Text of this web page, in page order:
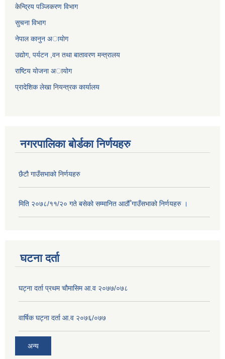
केन्द्रिय पञ्जिकरण विभाग
सुचना विभाग
नेपाल कानुन अायाेग
उद्योग, पर्यटन ,वन तथा बातावरण मन्त्रालय
राष्टिय याेजना अायोग
प्रादेशिक लेखा नियन्त्रक कार्यालय
नगरपालिका बोर्डका निर्णयहरु
छैटौ गाउँसभाको निर्णयहरु
मिति २०७८/११/२० गते बसेको सम्मानित आठौँ गाउँसभाको निर्णयहरु ।
घटना दर्ता
घट्ना दर्ता प्रथम चौमासिम आ.व २०७७/०७८
वार्षिक घट्ना दर्ता आ.व २०७६/०७७
अन्य